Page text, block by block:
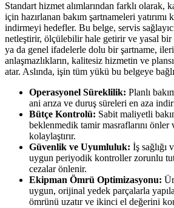
Standart hizmet alımlarından farklı olarak,
için hazırlanan bakım şartnameleri yatırımı
indirmeyi hedefler. Bu belge, servis
netleştirir, ölçülebilir hale getirir ve yasal bir
ya da genel ifadelerle dolu bir şartname,
anlaşmazlıkların, kalitesiz hizmetin ve
atar. Aslında, işin tüm yükü bu belgeye
Operasyonel Süreklilik: Planlı
ani arıza ve duruş süreleri en aza
Bütçe Kontrolü: Sabit maliyetli
beklenmedik tamir masraflarını önler
kolaylaştırır.
Güvenlik ve Uyumluluk: İş sağlığı
uygun periyodik kontroller zorunlu
cezalar önlenir.
Ekipman Ömrü Optimizasyonu:
uygun, orijinal yedek parçalarla
ömrünü uzatır ve ikinci el değerini